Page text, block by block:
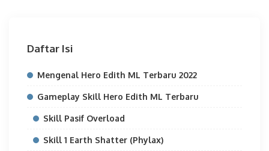
Daftar Isi
Mengenal Hero Edith ML Terbaru 2022
Gameplay Skill Hero Edith ML Terbaru
Skill Pasif Overload
Skill 1 Earth Shatter (Phylax)